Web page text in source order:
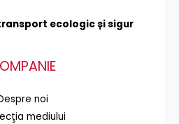
ecologic și sigur
noi
mediului